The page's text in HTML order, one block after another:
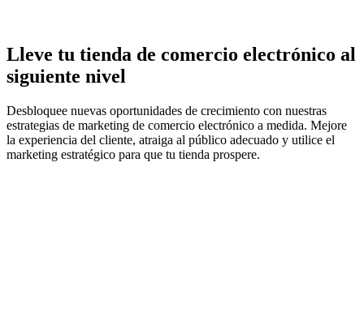
Lleve tu tienda de comercio electrónico al
siguiente nivel
Desbloquee nuevas oportunidades de crecimiento con nuestras
estrategias de marketing de comercio electrónico a medida. Mejore
la experiencia del cliente, atraiga al público adecuado y utilice el
marketing estratégico para que tu tienda prospere.